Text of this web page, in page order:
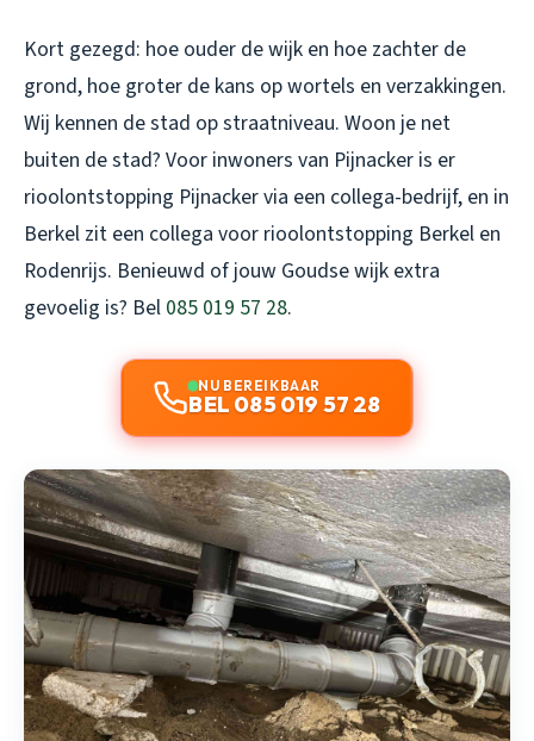
Kort gezegd: hoe ouder de wijk en hoe zachter de
grond, hoe groter de kans op wortels en verzakkingen.
Wij kennen de stad op straatniveau. Woon je net
buiten de stad? Voor inwoners van Pijnacker is er
rioolontstopping Pijnackervia een collega-bedrijf, en in
Berkel zit een collega voor rioolontstopping Berkel en
Rodenrijs. Benieuwd of jouw Goudse wijk extra
gevoelig is? Bel 085 019 57 28.
NU BEREIKBAAR
BEL 085 019 57 28